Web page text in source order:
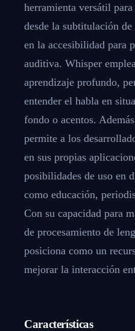
herramienta versátil
desde la subtitulación
en la accesibilidad para
auditiva. Whisper
aprendizaje profundo,
entender el habla en
fondo o acentos.
permite a los
en sus propias
posibilidades de uso en
como educación,
Con su capacidad para
de procesamiento de
posiciona como un
mejorar la interacción
Características